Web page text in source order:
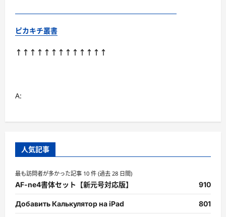
ピカキチ叢書
↑↑↑↑↑↑↑↑↑↑↑↑↑
A:
人気記事
最も訪問者が多かった記事 10 件 (過去 28 日間)
AF-ne4書体セット【新元号対応版】 910
Добавить Калькулятор на iPad 801